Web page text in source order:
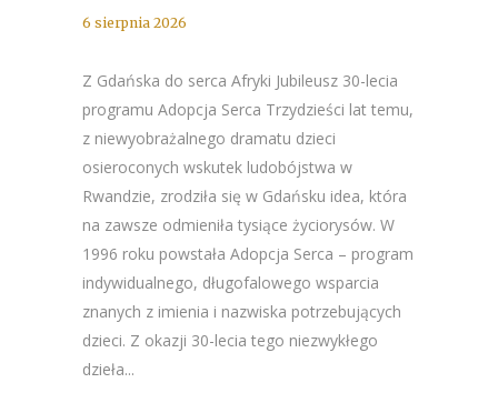
6 sierpnia 2026
Z Gdańska do serca Afryki Jubileusz 30-lecia
programu Adopcja Serca Trzydzieści lat temu,
z niewyobrażalnego dramatu dzieci
osieroconych wskutek ludobójstwa w
Rwandzie, zrodziła się w Gdańsku idea, która
na zawsze odmieniła tysiące życiorysów. W
1996 roku powstała Adopcja Serca – program
indywidualnego, długofalowego wsparcia
znanych z imienia i nazwiska potrzebujących
dzieci. Z okazji 30-lecia tego niezwykłego
dzieła...